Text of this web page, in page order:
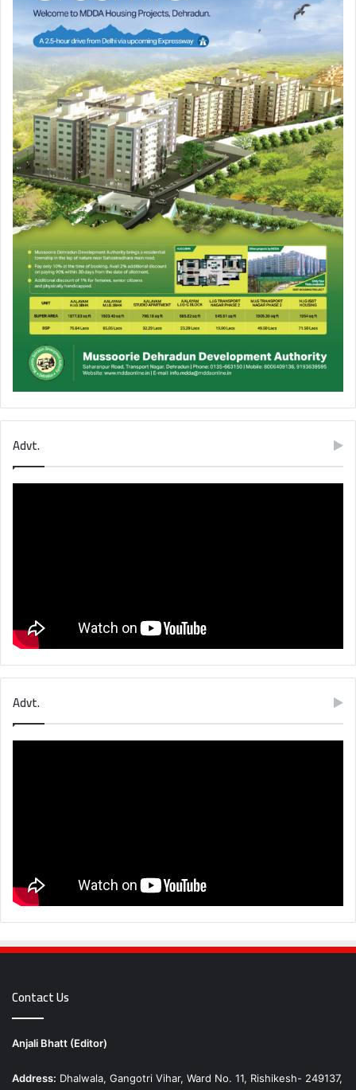
Advt.
Advt.
Contact Us
Anjali Bhatt (Editor)
Address: Dhalwala, Gangotri Vihar, Ward No. 11, Rishikesh- 249137,